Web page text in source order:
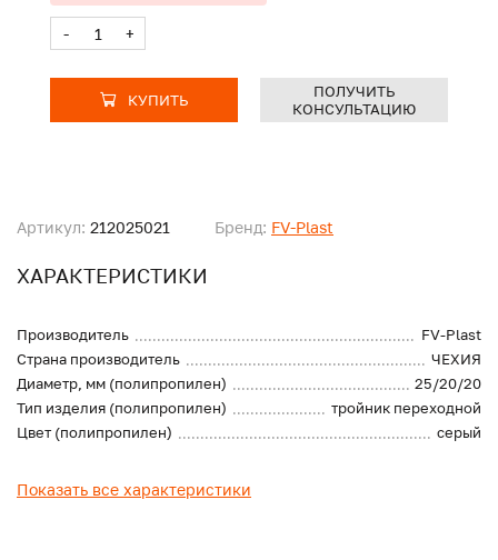
Артикул: 212025021 Бренд: FV-Plast
ХАРАКТЕРИСТИКИ
Производитель
FV-Plast
Страна производитель
ЧЕХИЯ
Диаметр, мм (полипропилен)
25/20/20
Тип изделия (полипропилен)
тройник переходной
Цвет (полипропилен)
серый
Показать все характеристики
- +
КУПИТЬ
ПОЛУЧИТЬ
КОНСУЛЬТАЦИЮ